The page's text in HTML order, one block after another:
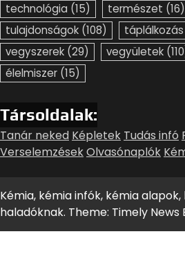
technológia (15) természet (16)
tulajdonságok (108) táplálkozás
vegyszerek (29) vegyületek
élelmiszer (15)
Társoldalak:
Tanár neked Képletek Tudás infó
VerselemzésekOlvasónaplók
Kémia, kémia infók, kémia
haladóknak. Theme: Timely News